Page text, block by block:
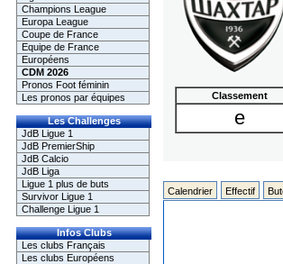
Champions League
Europa League
Coupe de France
Equipe de France
Européens
CDM 2026
Pronos Foot féminin
Les pronos par équipes
Les Challenges
JdB Ligue 1
JdB PremierShip
JdB Calcio
JdB Liga
Ligue 1 plus de buts
Survivor Ligue 1
Challenge Ligue 1
Infos Clubs
Les clubs Français
Les clubs Européens
Classement
e
Calendrier Effectif